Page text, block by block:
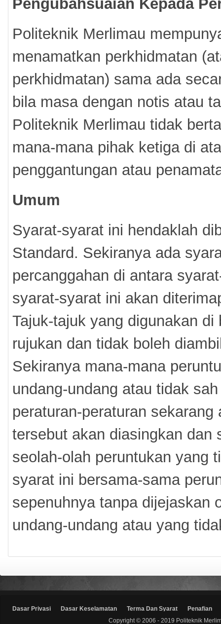
Pengubahsuaian Kepada
Politeknik Merlimau
menamatkan perkhidmatan
perkhidmatan) sama ada
bila masa dengan notis atau
Politeknik Merlimau tidak
mana-mana pihak ketiga di
penggantungan atau
Umum
Syarat-syarat ini hendaklah
Standard. Sekiranya ada
percanggahan di antara
syarat-syarat ini akan
Tajuk-tajuk yang digunakan
rujukan dan tidak boleh
Sekiranya mana-mana
undang-undang atau tidak
peraturan-peraturan
tersebut akan diasingkan dan
seolah-olah peruntukan yang
syarat ini bersama-sama
sepenuhnya tanpa dijejaskan
undang-undang atau yang
Dasar Privasi Dasar Keselamatan Terma Dan Syarat
Penafian
Copyright © 2006 - 2019 Politeknik